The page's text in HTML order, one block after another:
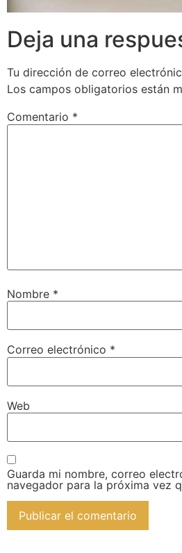
Deja una
Tu dirección de correo
Los campos obligatorios están
Comentario *
Nombre *
Correo electrónico *
Web
Guarda mi nombre, correo
navegador para la próxima vez